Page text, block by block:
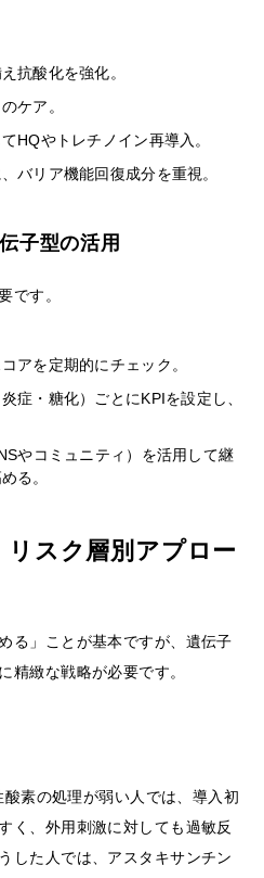
抗酸化を強化。
ケア。
HQやトレチノイン再導入。
バリア機能回復成分を重視。
子型の活用
です。
アを定期的にチェック。
症・糖化）ごとにKPIを設定し、
やコミュニティ）を活用して継
る。
リスク層別アプロー
る」ことが基本ですが、遺伝子
精緻な戦略が必要です。
素の処理が弱い人では、導入初
く、外用刺激に対しても過敏反
した人では、アスタキサンチン